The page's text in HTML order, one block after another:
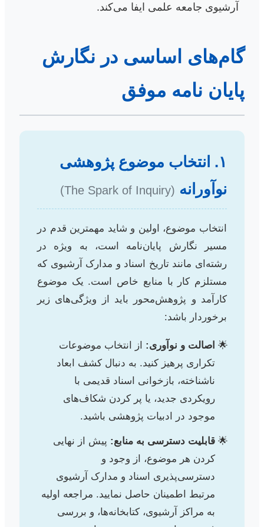
آرشیوی جامعه علمی ایفا می‌کند.
گام‌های اساسی در نگارش
پایان نامه موفق
۱. انتخاب موضوع پژوهشی
نوآورانه (The Spark of Inquiry)
انتخاب موضوع، اولین و شاید مهمترین قدم در
مسیر نگارش پایان‌نامه است، به ویژه در
رشته‌ای مانند تاریخ اسناد و مدارک آرشیوی که
مستلزم کار با منابع خاص است. یک موضوع
کارآمد و پژوهش‌محور باید از ویژگی‌های زیر
برخوردار باشد:
اصالت و نوآوری: از انتخاب موضوعات
تکراری پرهیز کنید. به دنبال کشف ابعاد
ناشناخته، بازخوانی اسناد قدیمی با
رویکردی جدید، یا پر کردن شکاف‌های
موجود در ادبیات پژوهشی باشید.
قابلیت دسترسی به منابع: پیش از نهایی
کردن هر موضوع، از وجود و
دسترسی‌پذیری اسناد و مدارک آرشیوی
مرتبط اطمینان حاصل نمایید. مراجعه اولیه
به مراکز آرشیوی، کتابخانه‌ها، و بررسی